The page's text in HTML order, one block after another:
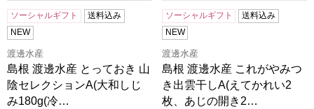
ソーシャルギフト
送料込み
NEW
渡邊水産
島根 渡邊水産 とっておき 山
陰セレクションA(大和しじ
み180g(冷…
ソーシャルギフト
送料込み
NEW
渡邊水産
島根 渡邊水産 これがやみつ
き出雲干しA(えてかれい2
枚、あじの開き2…